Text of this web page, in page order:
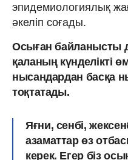
эпидемиологиялық
әкеліп соғады.
Осыған байланысты
қаланың күнделікті
нысандардан басқа
тоқтатады.
Яғни, сенбі,
азаматтар өз
керек. Егер біз